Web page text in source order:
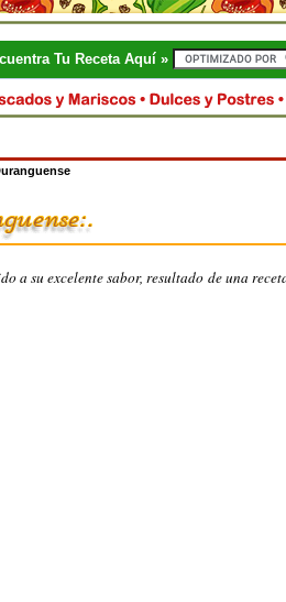
Tu Receta Aquí »
a su excelente sabor, resultado de una